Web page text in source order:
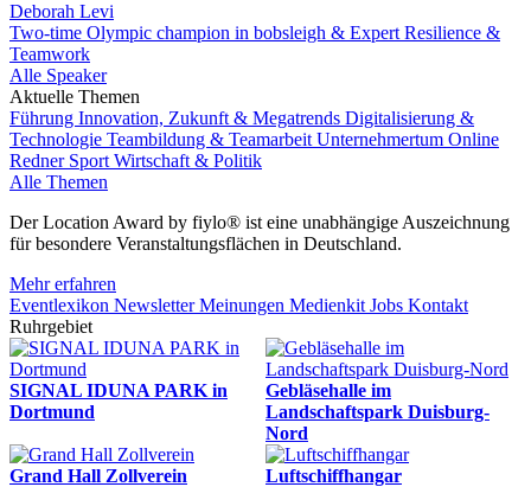
Deborah Levi
Two-time Olympic champion in bobsleigh & Expert Resilience &
Teamwork
Alle Speaker
Aktuelle Themen
Führung Innovation, Zukunft & Megatrends Digitalisierung &
Technologie Teambildung & Teamarbeit Unternehmertum Online
Redner Sport Wirtschaft & Politik
Alle Themen
Der Location Award by fiylo® ist eine unabhängige Auszeichnung
für besondere Veranstaltungsflächen in Deutschland.
Mehr erfahren
Eventlexikon NewsletterMeinungen Medienkit Jobs Kontakt
Ruhrgebiet
SIGNAL IDUNA PARK in
Dortmund
Gebläsehalle im
Landschaftspark Duisburg-
Nord
Grand Hall Zollverein
Luftschiffhangar